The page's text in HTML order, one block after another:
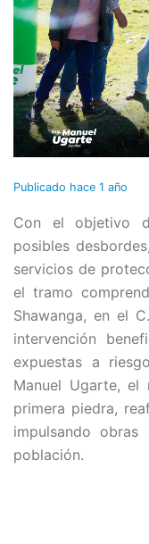
Publicado hace 1 año
Con el objetivo
posibles
servicios de
el tramo
Shawanga, en el
intervención
expuestas a
Manuel Ugarte,
primera piedra,
impulsando
población.